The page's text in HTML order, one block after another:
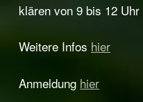
klären von 9 bis 12 Uhr
Weitere Infos hier
Anmeldung hier